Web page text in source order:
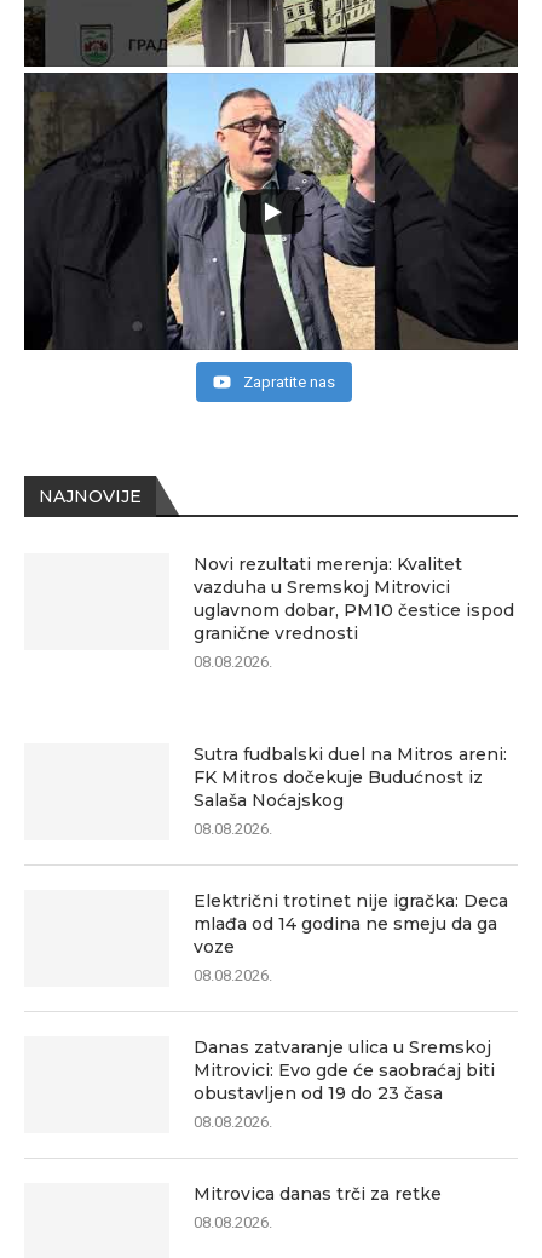
NAJNOVIJE
Novi rezultati merenja: Kvalitet
vazduha u Sremskoj Mitrovici
uglavnom dobar, PM10 čestice ispod
granične vrednosti
08.08.2026.
Sutra fudbalski duel na Mitros areni:
FK Mitros dočekuje Budućnost iz
Salaša Noćajskog
08.08.2026.
Električni trotinet nije igračka: Deca
mlađa od 14 godina ne smeju da ga
voze
08.08.2026.
Danas zatvaranje ulica u Sremskoj
Mitrovici: Evo gde će saobraćaj biti
obustavljen od 19 do 23 časa
08.08.2026.
Mitrovica danas trči za retke
08.08.2026.
Zapratite nas